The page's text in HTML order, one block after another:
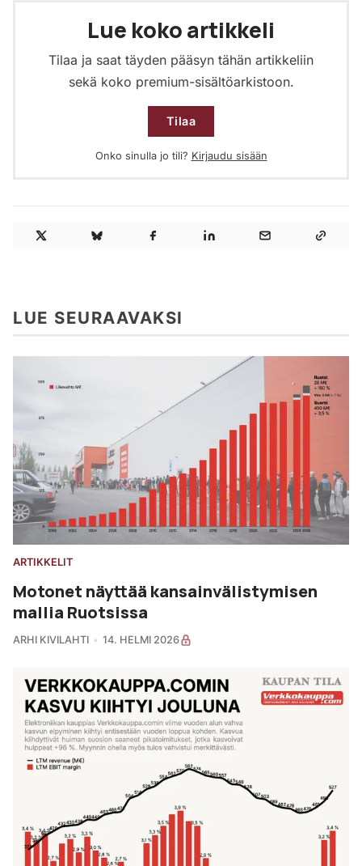
Lue koko artikkeli
Tilaa ja saat täyden pääsyn tähän artikkeliin
sekä koko premium-sisältöarkistoon.
Tilaa
Onko sinulla jo tili? Kirjaudu sisään
LUE SEURAAVAKSI
ARTIKKELIT
Motonet näyttää kansainvälistymisen
mallia Ruotsissa
ARHI KIVILAHTI 14. HELMI 2026